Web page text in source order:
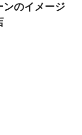
ンのイメージ